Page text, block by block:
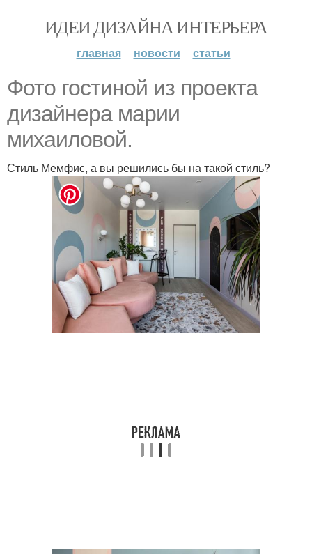
ИДЕИ ДИЗАЙНА ИНТЕРЬЕРА
главная новости статьи
Фото гостиной из проекта
дизайнера марии
михаиловой.
Стиль Мемфис, а вы решились бы на такой стиль?